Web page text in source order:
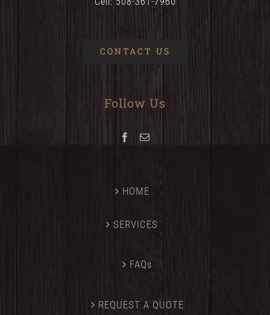
CONTACT US
Follow Us
HOME
SERVICES
FAQs
REQUEST A QUOTE